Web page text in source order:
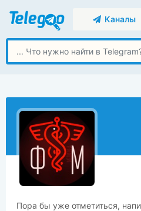
Каналы
​​Пора бы уже отметиться,